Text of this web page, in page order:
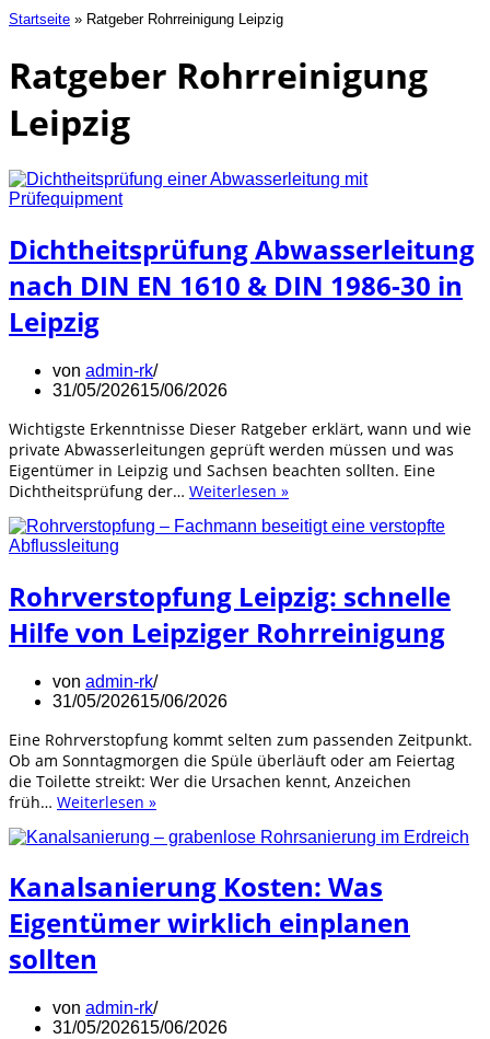
Startseite » Ratgeber Rohrreinigung Leipzig
Ratgeber Rohrreinigung
Leipzig
Dichtheitsprüfung Abwasserleitung
nach DIN EN 1610 & DIN 1986-30 in
Leipzig
von admin-rk
31/05/202615/06/2026
Wichtigste Erkenntnisse Dieser Ratgeber erklärt, wann und wie
private Abwasserleitungen geprüft werden müssen und was
Eigentümer in Leipzig und Sachsen beachten sollten. Eine
Dichtheitsprüfung der… Weiterlesen »Dichtheitsprüfung
nach
1610
&
DIN
Rohrverstopfung Leipzig: schnelle
Hilfe von Leipziger Rohrreinigung
von admin-rk
31/05/202615/06/2026
Eine Rohrverstopfung kommt selten zum passenden Zeitpunkt.
Ob am Sonntagmorgen die Spüle überläuft oder am Feiertag
die Toilette streikt: Wer die Ursachen kennt, Anzeichen
früh… Weiterlesen »Rohrverstopfung
schnelle
von
Leipziger
Rohrreinigung
Kanalsanierung Kosten: Was
Eigentümer wirklich einplanen
sollten
von admin-rk
31/05/202615/06/2026